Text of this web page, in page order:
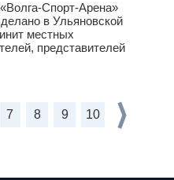
Спорт-Арена»
в Ульяновской
местных
представителей
7 8 9 10